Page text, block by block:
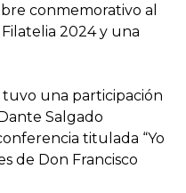
conmemorativo al
2024 y una
una participación
Salgado
titulada “Yo
de Don Francisco